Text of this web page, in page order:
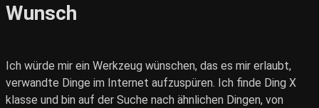
Wunsch
Ich würde mir ein Werkzeug wünschen, das es mir erlaubt,
verwandte Dinge im Internet aufzuspüren. Ich finde Ding X
klasse und bin auf der Suche nach ähnlichen Dingen, von